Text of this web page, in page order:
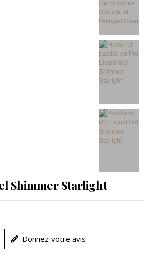
Shimmer Starlight
Donnez votre avis